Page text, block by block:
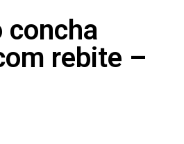
concha
rebite –